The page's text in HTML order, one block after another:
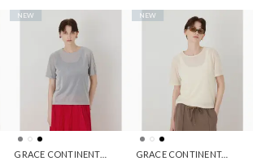
GRACE CONTINENTAL
NEW
GRACE CONTINENTAL
NEW